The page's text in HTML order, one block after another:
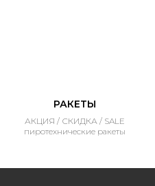
РАКЕТЫ
АКЦИЯ / СКИДКА / SALE
пиротехнические ракеты